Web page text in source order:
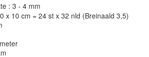
: 3 - 4 mm
x 10 cm = 24 st x 32 nld (Breinaald 3,5)